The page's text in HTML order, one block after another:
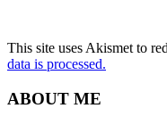
This site uses Akismet to
data is processed.
ABOUT ME